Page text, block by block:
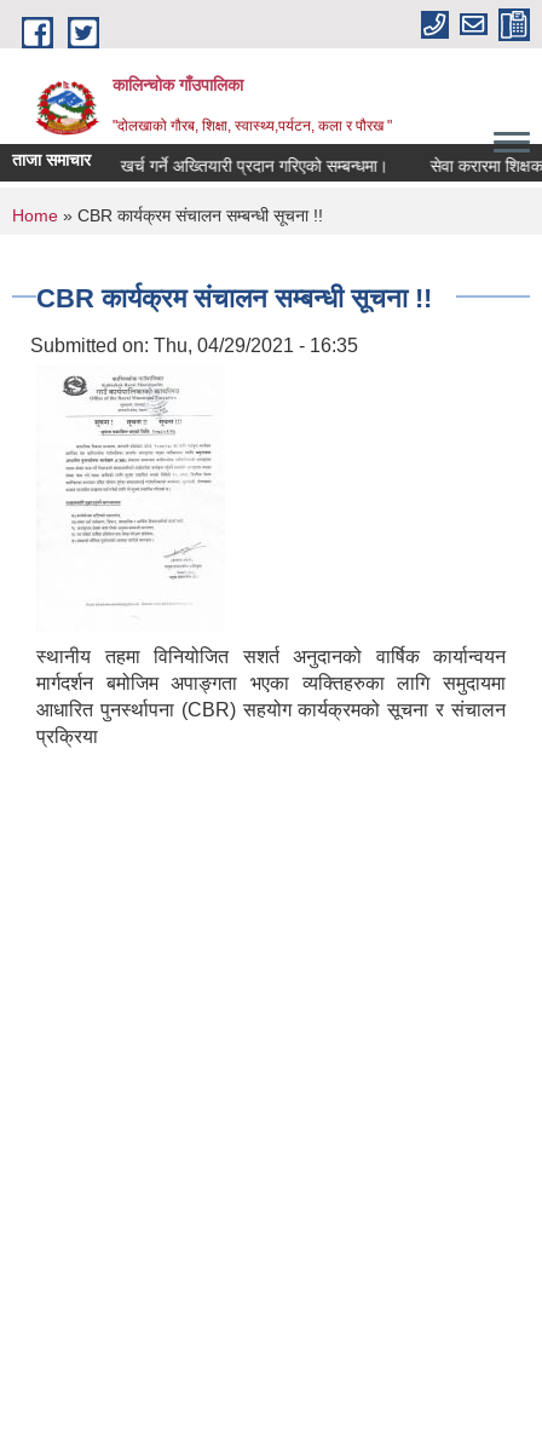
Skip to main content
कालिन्चोक गाँउपालिका
"दोलखाको गौरब, शिक्षा, स्वास्थ्य,पर्यटन, कला र पौरख "
ताजा समाचार
योजना खर्च गर्ने अख्तियारी प्रदान गरिएको सम्बन्धमा। सेवा करारमा
You are here
Home » CBR कार्यक्रम संचालन सम्बन्धी सूचना !!
CBR कार्यक्रम संचालन सम्बन्धी सूचना !!
Submitted on: Thu, 04/29/2021 - 16:35
स्थानीय तहमा विनियोजित सशर्त अनुदानको वार्षिक कार्यान्वयन
मार्गदर्शन बमोजिम अपाङ्गता भएका व्यक्तिहरुका लागि समुदायमा
आधारित पुनर्स्थापना (CBR) सहयोग कार्यक्रमको सूचना र संचालन
प्रक्रिया